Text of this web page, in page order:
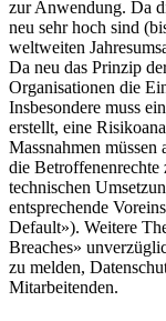
zur Anwendung. Da
neu sehr hoch sind
weltweiten
Da neu das Prinzip
Organisationen die
Insbesondere muss
erstellt, eine
Massnahmen
die Betroffenenrechte
technischen
entsprechende
Default»). Weitere
Breaches»
zu melden,
Mitarbeitenden.